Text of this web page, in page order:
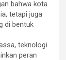
bahwa kota
tetapi juga
di bentuk
teknologi
peran